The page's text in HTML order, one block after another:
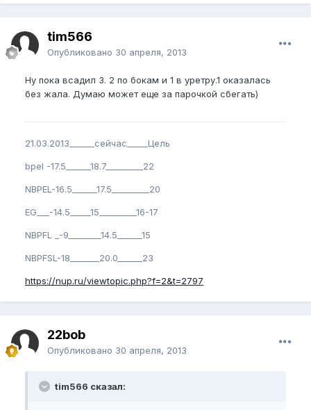
tim566
Опубликовано 30 апреля, 2013
Ну пока всадил 3. 2 по бокам и 1 в уретру.1 оказалась
без жала. Думаю может еще за парочкой сбегать)
21.03.2013______сейчас_____Цель
bpel -17.5______18.7_________22
NBPEL-16.5______17.5_________20
EG___-14.5_____15_________16-17
NBPFL _-9________14.5______15
NBPFSL-18_______20.0______23
https://nup.ru/viewtopic.php?f=2&t=2797
22bob
Опубликовано 30 апреля, 2013
tim566 сказал: